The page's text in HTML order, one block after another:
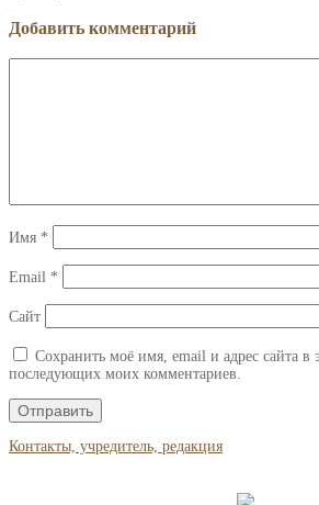
Добавить комментарий
Имя *
Email *
Сайт
Сохранить моё имя, email и адрес сайта в
последующих моих комментариев.
Контакты, учредитель, редакция